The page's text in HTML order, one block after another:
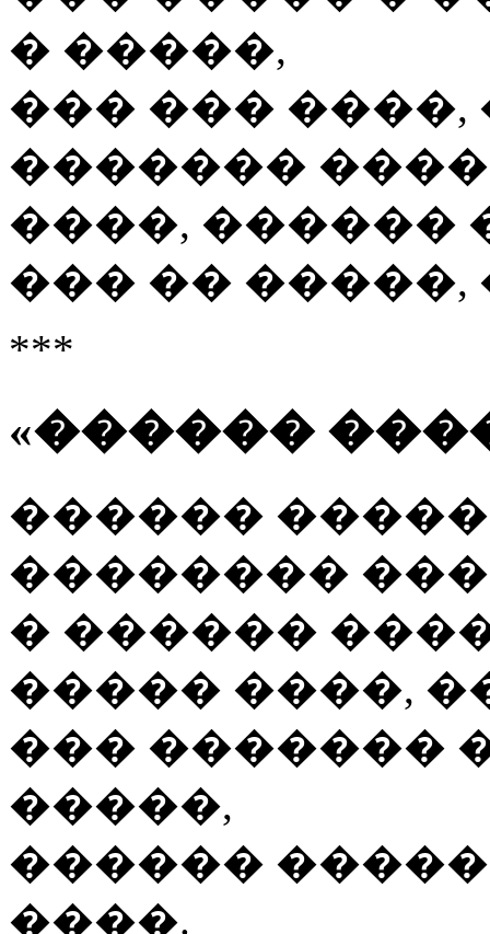
� �����,
��� ��� ����,
�������
����, ������
��� �� �����,
***
«������
������
��������
� ������
����� ����,
��� �������
�����,
������
����.